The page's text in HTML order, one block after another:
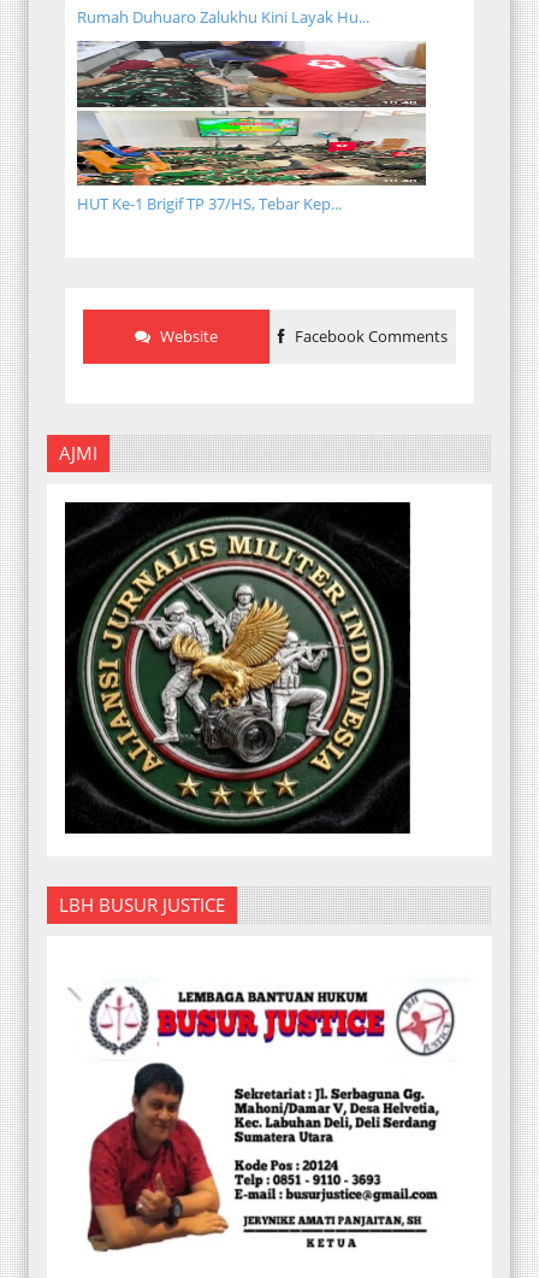
Rumah Duhuaro Zalukhu Kini Layak Hu...
HUT Ke-1 Brigif TP 37/HS, Tebar Kep...
Website Facebook Comments
AJMI
LBH BUSUR JUSTICE